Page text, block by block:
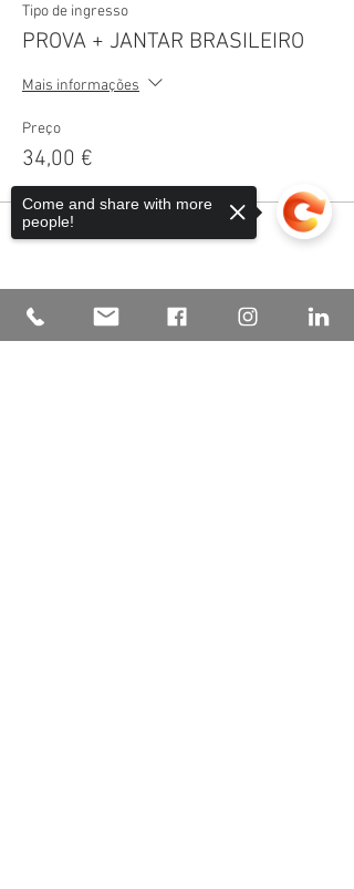
Tipo de ingresso
PROVA + JANTAR BRASILEIRO
Mais informações
Preço
34,00 €
Compartilhe esse evento
Come and share with more
people!